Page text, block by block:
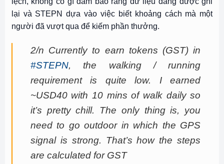
lại và STEPN dựa vào việc biết khoảng cách mà một
người đã vượt qua để kiếm phần thưởng.
2/n Currently to earn tokens (GST) in
#STEPN, the walking / running
requirement is quite low. I earned
~USD40 with 10 mins of walk daily so
it’s pretty chill. The only thing is, you
need to go outdoor in which the GPS
signal is strong. That’s how the steps
are calculated for GST